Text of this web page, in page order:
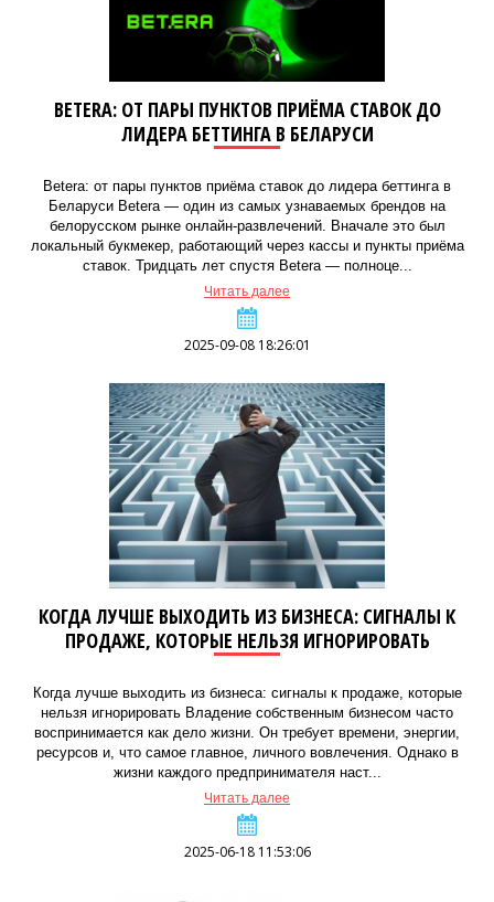
BETERA: ОТ ПАРЫ ПУНКТОВ ПРИЁМА СТАВОК ДО
ЛИДЕРА БЕТТИНГА В БЕЛАРУСИ
Betera: от пары пунктов приёма ставок до лидера беттинга в
Беларуси Betera — один из самых узнаваемых брендов на
белорусском рынке онлайн-развлечений. Вначале это был
локальный букмекер, работающий через кассы и пункты приёма
ставок. Тридцать лет спустя Betera — полноце...
Читать далее
2025-09-08 18:26:01
КОГДА ЛУЧШЕ ВЫХОДИТЬ ИЗ БИЗНЕСА: СИГНАЛЫ К
ПРОДАЖЕ, КОТОРЫЕ НЕЛЬЗЯ ИГНОРИРОВАТЬ
Когда лучше выходить из бизнеса: сигналы к продаже, которые
нельзя игнорировать Владение собственным бизнесом часто
воспринимается как дело жизни. Он требует времени, энергии,
ресурсов и, что самое главное, личного вовлечения. Однако в
жизни каждого предпринимателя наст...
Читать далее
2025-06-18 11:53:06